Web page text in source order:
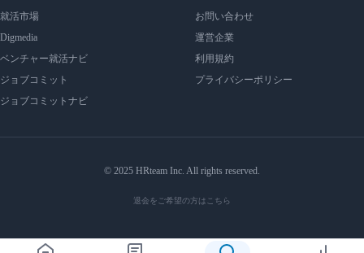
就活市場
Digmedia
ベンチャー就活ナビ
ジョブコミット
ジョブコミットナビ
お問い合わせ
運営企業
利用規約
プライバシーポリシー
© 2025 HRteam Inc. All rights reserved.
退会をご希望の方はこちら